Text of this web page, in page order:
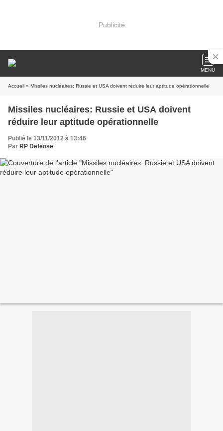
Publicité
MENU
Accueil » Missiles nucléaires: Russie et USA doivent réduire leur aptitude opérationnelle
Missiles nucléaires: Russie et USA doivent
réduire leur aptitude opérationnelle
Publié le 13/11/2012 à 13:46
Par RP Defense